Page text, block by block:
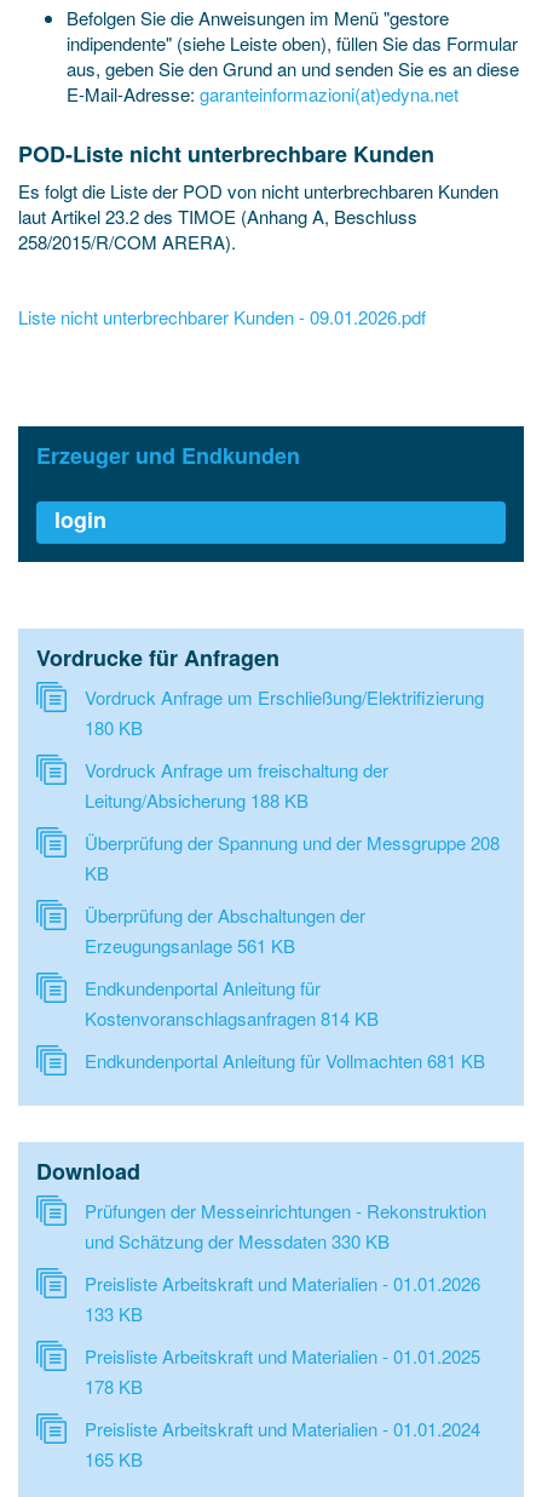
Befolgen Sie die Anweisungen im Menü "gestore
indipendente" (siehe Leiste oben), füllen Sie das Formular
aus, geben Sie den Grund an und senden Sie es an diese
E-Mail-Adresse: garanteinformazioni(at)edyna.net
POD-Liste nicht unterbrechbare Kunden
Es folgt die Liste der POD von nicht unterbrechbaren Kunden
laut Artikel 23.2 des TIMOE (Anhang A, Beschluss
258/2015/R/COM ARERA).
Liste nicht unterbrechbarer Kunden - 09.01.2026.pdf
Erzeuger und Endkunden
login
Vordrucke für Anfragen
Vordruck Anfrage um Erschließung/Elektrifizierung
180 KB
Vordruck Anfrage um freischaltung der
Leitung/Absicherung 188 KB
Überprüfung der Spannung und der Messgruppe208
KB
Überprüfung der Abschaltungen der
Erzeugungsanlage561 KB
Endkundenportal Anleitung für
Kostenvoranschlagsanfragen814 KB
Endkundenportal Anleitung für Vollmachten681 KB
Download
Prüfungen der Messeinrichtungen - Rekonstruktion
und Schätzung der Messdaten330 KB
Preisliste Arbeitskraft und Materialien - 01.01.2026
133 KB
Preisliste Arbeitskraft und Materialien - 01.01.2025
178 KB
Preisliste Arbeitskraft und Materialien - 01.01.2024
165 KB